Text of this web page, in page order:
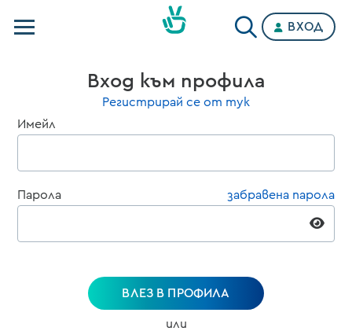
Категории
ВХОД
Вход към профила
Регистрирай се от тук
Имейл
Парола забравена парола
ВЛЕЗ В ПРОФИЛА
или